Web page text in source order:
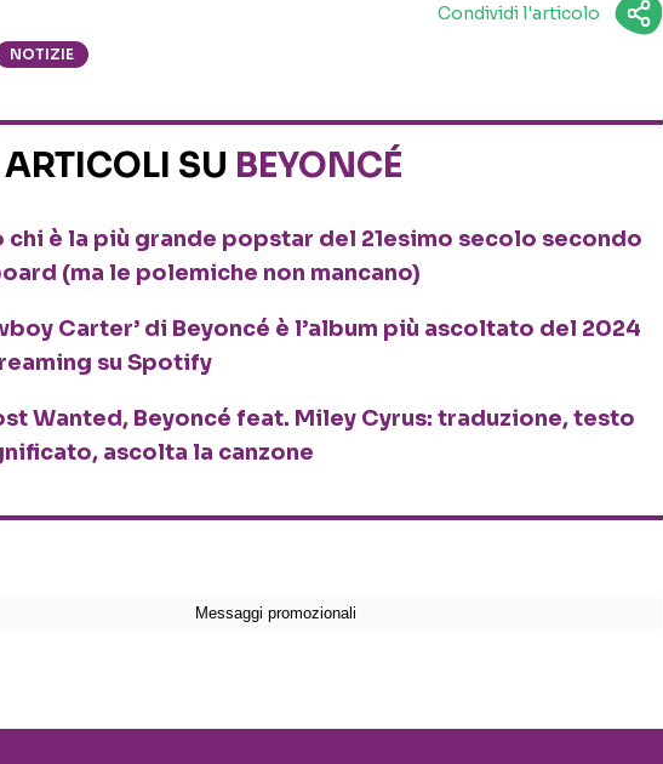
Condividi l'articolo
NOTIZIE
SU BEYONCÉ
chi è la più grande popstar del 21esimo secolo secondo
(ma le polemiche non mancano)
Carter’ di Beyoncé è l’album più ascoltato del 2024
su Spotify
Wanted, Beyoncé feat. Miley Cyrus: traduzione, testo
ascolta la canzone